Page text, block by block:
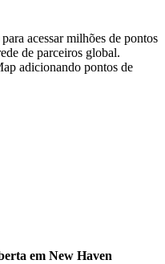
acessar milhões de pontos
de parceiros global.
adicionando pontos de
em New Haven